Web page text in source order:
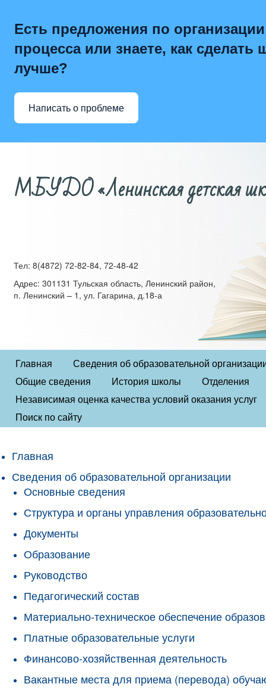
Есть предложения по
процесса или знаете, как сделать
лучше?
Написать о проблеме
МБУДО «Ленинская детская
Тел: 8(4872) 72-82-84, 72-48-42
Адрес: 301131 Тульская область, Ленинский район,
п. Ленинский – 1, ул. Гагарина, д.18-а
Главная
Сведения об образовательной
Общие сведения
История школы
Отделения
Независимая оценка качества условий оказания услуг
Поиск по сайту
Главная
Сведения об образовательной организации
Основные сведения
Структура и органы управления
Документы
Образование
Руководство
Педагогический состав
Материально-техническое обеспечение
Платные образовательные услуги
Финансово-хозяйственная деятельность
Вакантные места для приема (перевода)